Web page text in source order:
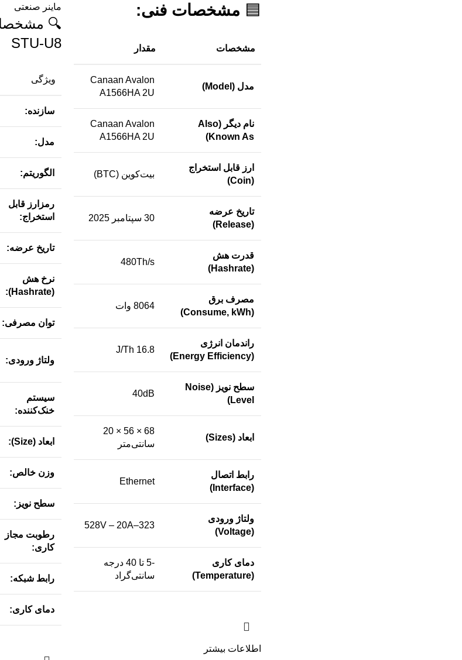
🟦 مشخصات فنی:
مشخصات مقدار
مدل (Model)
Canaan Avalon
A1566HA 2U
نام دیگر (Also
Known As)
Canaan Avalon
A1566HA 2U
ارز قابل استخراج
(Coin)
بیت‌کوین (BTC)
تاریخ عرضه
(Release)
30 سپتامبر 2025
قدرت هش
(Hashrate)
480Th/s
مصرف برق
(Consume, kWh)
8064 وات
راندمان انرژی
(Energy Efficiency)
16.8 J/Th
سطح نویز (Noise
Level)
40dB
ابعاد (Sizes)
68 × 56 × 20
سانتی‌متر
رابط اتصال
(Interface)
Ethernet
ولتاژ ورودی
(Voltage)
323–528V – 20A
دمای کاری
(Temperature)
-5 تا 40 درجه
سانتی‌گراد
اطلاعات بیشتر
ماینر صنعتی
STU-U8
ویژگی
سازنده:
مدل:
الگوریتم:
رمزارز قابل
استخراج:
تاریخ عرضه:
نرخ هش
(Hashrate):
توان مصرفی:
ولتاژ ورودی:
سیستم
خنک‌کننده:
ابعاد (Size):
وزن خالص:
سطح نویز:
رطوبت مجاز
کاری:
رابط شبکه:
دمای کاری: